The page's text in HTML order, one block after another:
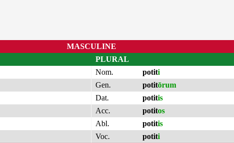
MASCULINE
PLURAL
Nom.
potiti
Gen.
potitōrum
Dat.
potitis
Acc.
potitos
Abl.
potitis
Voc.
potiti